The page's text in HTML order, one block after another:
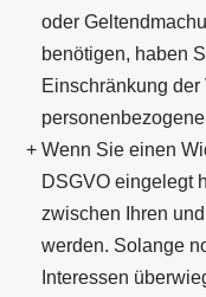
oder
benötigen, haben
Einschränkung
Wenn Sie einen
DSGVO eingelegt
zwischen Ihren
werden. Solange
Interessen